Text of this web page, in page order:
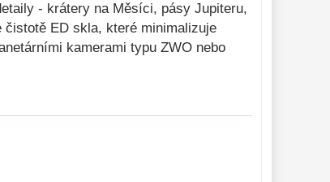
- krátery na Měsíci, pásy Jupiteru,
ED skla, které minimalizuje
kamerami typu ZWO nebo